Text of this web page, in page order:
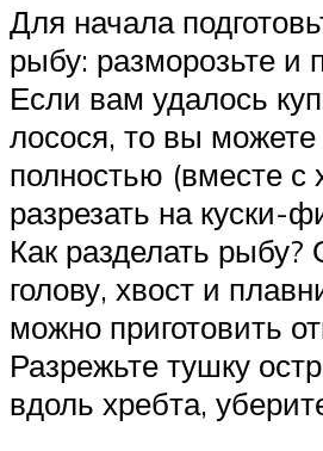
Для начала
рыбу: разморозьте и
Если вам удалось
лосося, то вы можете
полностью (вместе с
разрезать на куски-
Как разделать рыбу?
голову, хвост и
можно приготовить
Разрежьте тушку
вдоль хребта,